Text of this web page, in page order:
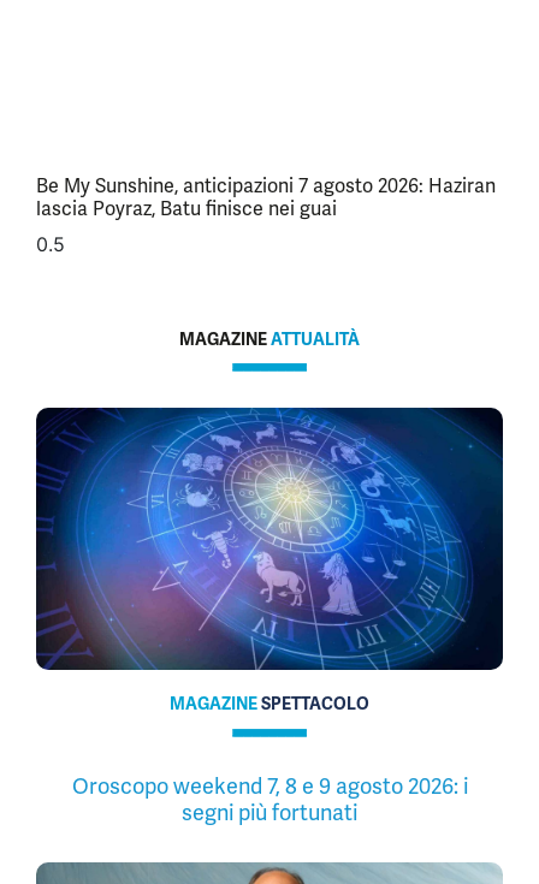
Be My Sunshine, anticipazioni 7 agosto 2026: Haziran
lascia Poyraz, Batu finisce nei guai
MAGAZINEATTUALITÀ
MAGAZINESPETTACOLO
Oroscopo weekend 7, 8 e 9 agosto 2026: i
segni più fortunati